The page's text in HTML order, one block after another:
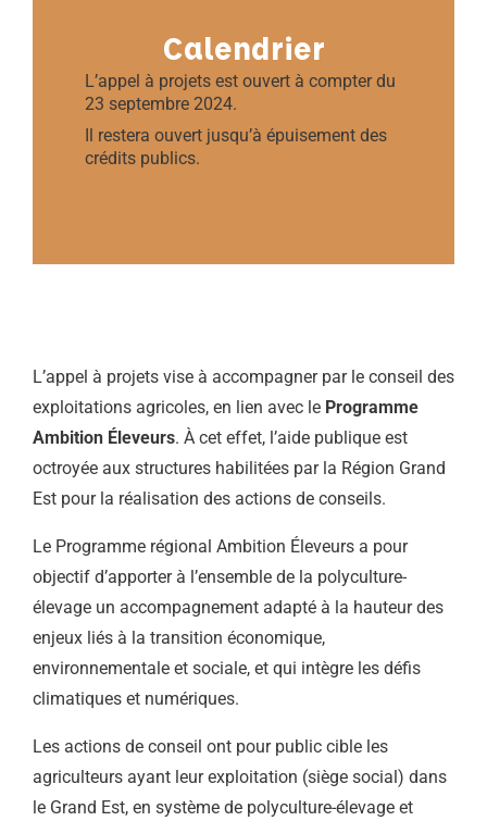
Calendrier
L’appel à projets est ouvert à compter du
23 septembre 2024.
Il restera ouvert jusqu’à épuisement des
crédits publics.
L’appel à projets vise à accompagner par le conseil des
exploitations agricoles, en lien avec le Programme
Ambition Éleveurs. À cet effet, l’aide publique est
octroyée aux structures habilitées par la Région Grand
Est pour la réalisation des actions de conseils.
Le Programme régional Ambition Éleveurs a pour
objectif d’apporter à l’ensemble de la polyculture-
élevage un accompagnement adapté à la hauteur des
enjeux liés à la transition économique,
environnementale et sociale, et qui intègre les défis
climatiques et numériques.
Les actions de conseil ont pour public cible les
agriculteurs ayant leur exploitation (siège social) dans
le Grand Est, en système de polyculture-élevage et